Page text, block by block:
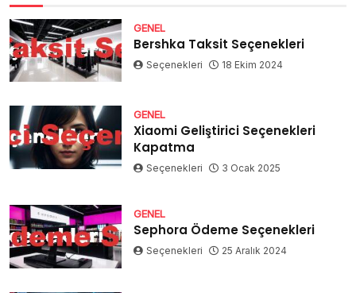
GENEL
Bershka Taksit Seçenekleri
Seçenekleri 18 Ekim 2024
GENEL
Xiaomi Geliştirici Seçenekleri
Kapatma
Seçenekleri 3 Ocak 2025
GENEL
Sephora Ödeme Seçenekleri
Seçenekleri 25 Aralık 2024